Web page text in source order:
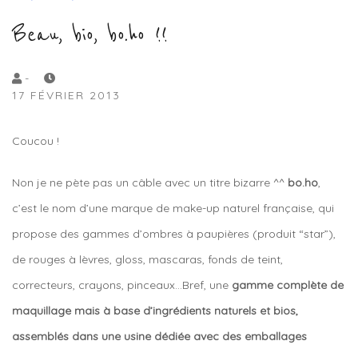
Beau, bio, bo.ho !!
by
Lola
-
17 FÉVRIER 2013
Coucou !
Non je ne pète pas un câble avec un titre bizarre ^^ bo.ho,
c’est le nom d’une marque de make-up naturel française, qui
propose des gammes d’ombres à paupières (produit “star”),
de rouges à lèvres, gloss, mascaras, fonds de teint,
correcteurs, crayons, pinceaux…Bref, une gamme complète de
maquillage mais à base d’ingrédients naturels et bios,
assemblés dans une usine dédiée avec des emballages